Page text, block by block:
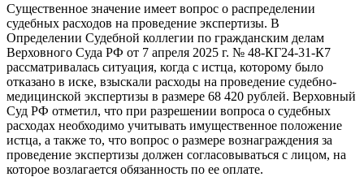
Существенное значение имеет вопрос о распределении
судебных расходов на проведение экспертизы. В
Определении Судебной коллегии по гражданским делам
Верховного Суда РФ от 7 апреля 2025 г. № 48-КГ24-31-К7
рассматривалась ситуация, когда с истца, которому было
отказано в иске, взыскали расходы на проведение судебно-
медицинской экспертизы в размере 68 420 рублей. Верховный
Суд РФ отметил, что при разрешении вопроса о судебных
расходах необходимо учитывать имущественное положение
истца, а также то, что вопрос о размере вознаграждения за
проведение экспертизы должен согласовываться с лицом, на
которое возлагается обязанность по ее оплате.